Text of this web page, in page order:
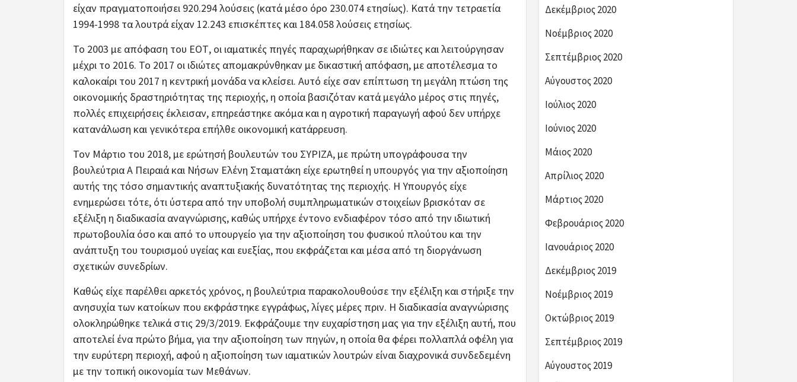
είχαν πραγματοποιήσει 920.294 λούσεις (κατά μέσο όρο 230.074 ετησίως). Κατά την τετραετία
1994-1998 τα λουτρά είχαν 12.243 επισκέπτες και 184.058 λούσεις ετησίως.
Το 2003 με απόφαση του ΕΟΤ, οι ιαματικές πηγές παραχωρήθηκαν σε ιδιώτες και λειτούργησαν
μέχρι το 2016. Το 2017 οι ιδιώτες απομακρύνθηκαν με δικαστική απόφαση, με αποτέλεσμα το
καλοκαίρι του 2017 η κεντρική μονάδα να κλείσει. Αυτό είχε σαν επίπτωση τη μεγάλη πτώση της
οικονομικής δραστηριότητας της περιοχής, η οποία βασιζόταν κατά μεγάλο μέρος στις πηγές,
πολλές επιχειρήσεις έκλεισαν, επηρεάστηκε ακόμα και η αγροτική παραγωγή αφού δεν υπήρχε
κατανάλωση και γενικότερα επήλθε οικονομική κατάρρευση.
Τον Μάρτιο του 2018, με ερώτησή βουλευτών του ΣΥΡΙΖΑ, με πρώτη υπογράφουσα την
βουλεύτρια Α Πειραιά και Νήσων Ελένη Σταματάκη είχε ερωτηθεί η υπουργός για την αξιοποίηση
αυτής της τόσο σημαντικής αναπτυξιακής δυνατότητας της περιοχής. Η Υπουργός είχε
ενημερώσει τότε, ότι ύστερα από την υποβολή συμπληρωματικών στοιχείων βρισκόταν σε
εξέλιξη η διαδικασία αναγνώρισης, καθώς υπήρχε έντονο ενδιαφέρον τόσο από την ιδιωτική
πρωτοβουλία όσο και από το υπουργείο για την αξιοποίηση του φυσικού πλούτου και την
ανάπτυξη του τουρισμού υγείας και ευεξίας, που εκφράζεται και μέσα από τη διοργάνωση
σχετικών συνεδρίων.
Καθώς είχε παρέλθει αρκετός χρόνος, η βουλεύτρια παρακολουθούσε την εξέλιξη και στήριξε την
ανησυχία των κατοίκων που εκφράστηκε εγγράφως, λίγες μέρες πριν. Η διαδικασία αναγνώρισης
ολοκληρώθηκε τελικά στις 29/3/2019. Εκφράζουμε την ευχαρίστηση μας για την εξέλιξη αυτή, που
αποτελεί ένα πρώτο βήμα, για την αξιοποίηση των πηγών, η οποία θα φέρει πολλαπλά οφέλη για
την ευρύτερη περιοχή, αφού η αξιοποίηση των ιαματικών λουτρών είναι διαχρονικά συνδεδεμένη
με την τοπική οικονομία των Μεθάνων.
Δεκέμβριος 2020
Νοέμβριος 2020
Σεπτέμβριος 2020
Αύγουστος 2020
Ιούλιος 2020
Ιούνιος 2020
Μάιος 2020
Απρίλιος 2020
Μάρτιος 2020
Φεβρουάριος 2020
Ιανουάριος 2020
Δεκέμβριος 2019
Νοέμβριος 2019
Οκτώβριος 2019
Σεπτέμβριος 2019
Αύγουστος 2019